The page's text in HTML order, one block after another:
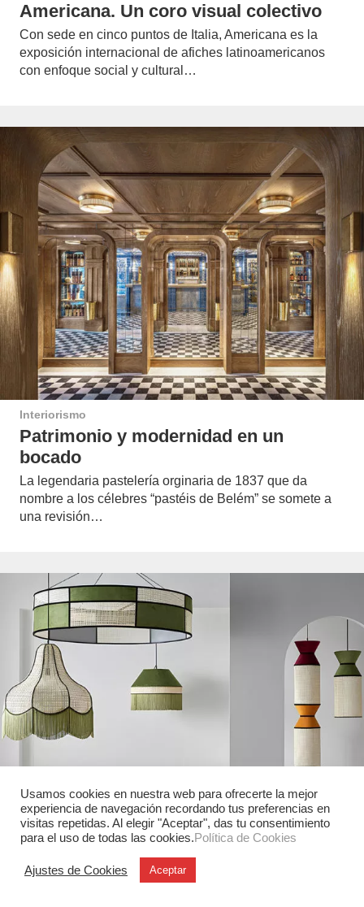
Americana. Un coro visual colectivo
Con sede en cinco puntos de Italia, Americana es la
exposición internacional de afiches latinoamericanos
con enfoque social y cultural…
Interiorismo
Patrimonio y modernidad en un
bocado
La legendaria pastelería orginaria de 1837 que da
nombre a los célebres “pastéis de Belém” se somete a
una revisión…
Luminarias Peralta Vidavi en Canadá
Usamos cookies en nuestra web para ofrecerte la mejor
experiencia de navegación recordando tus preferencias en
visitas repetidas. Al elegir "Aceptar", das tu consentimiento
para el uso de todas las cookies.Política de Cookies
Ajustes de Cookies Aceptar